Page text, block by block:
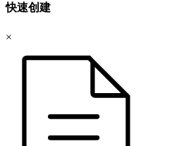
快速创建
×